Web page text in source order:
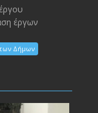
έργων
Δήμων